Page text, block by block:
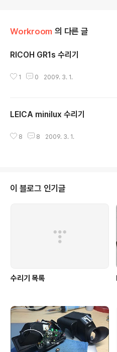
Workroom 의 다른 글
RICOH GR1s 수리기
1 0 2009. 3. 1.
LEICA minilux 수리기
8 8 2009. 3. 1.
이 블로그 인기글
수리기 목록